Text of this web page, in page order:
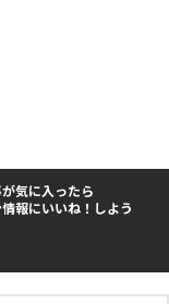
気に入ったら
報にいいね！しよう